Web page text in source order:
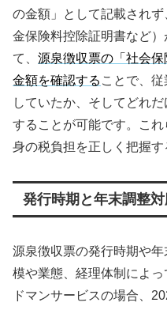
の金額」として記載され
金保険料控除証明書など
て、 源泉徴収票の「社会
金額を確認する ことで、
していたか、そしてどれ
することが可能です。こ
身の税負担を正しく把握す
発行時期と年末調整
源泉徴収票の発行時期や
模や業態、経理体制によ
ドマンサービスの場合、